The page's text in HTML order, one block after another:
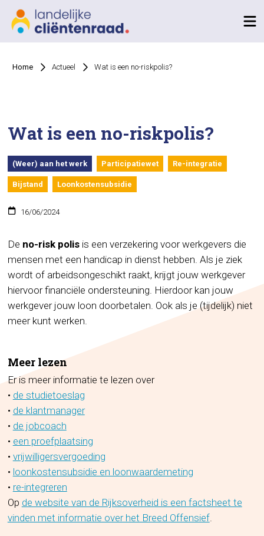
Home Actueel Wat is een no-riskpolis?
Wat is een no-riskpolis?
(Weer) aan het werk Participatiewet Re-integratie
Bijstand Loonkostensubsidie
16/06/2024
De no-risk polisis een verzekering voor werkgevers die
mensen met een handicap in dienst hebben. Als je ziek
wordt of arbeidsongeschikt raakt, krijgt jouw werkgever
hiervoor financiële ondersteuning. Hierdoor kan jouw
werkgever jouw loon doorbetalen. Ook als je (tijdelijk) niet
meer kunt werken.
Meer lezen
Er is meer informatie te lezen over
• de studietoeslag
• de klantmanager
• de jobcoach
• een proefplaatsing
• vrijwilligersvergoeding
• loonkostensubsidie en loonwaardemeting
• re-integreren
Op de website van de Rijksoverheid is een factsheet te
vinden met informatie over het Breed Offensief.